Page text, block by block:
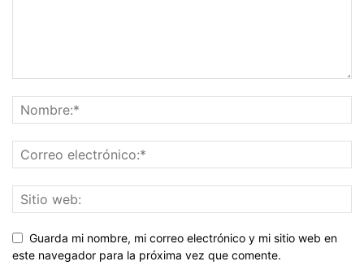
Guarda mi nombre, mi correo electrónico y mi sitio web en
este navegador para la próxima vez que comente.